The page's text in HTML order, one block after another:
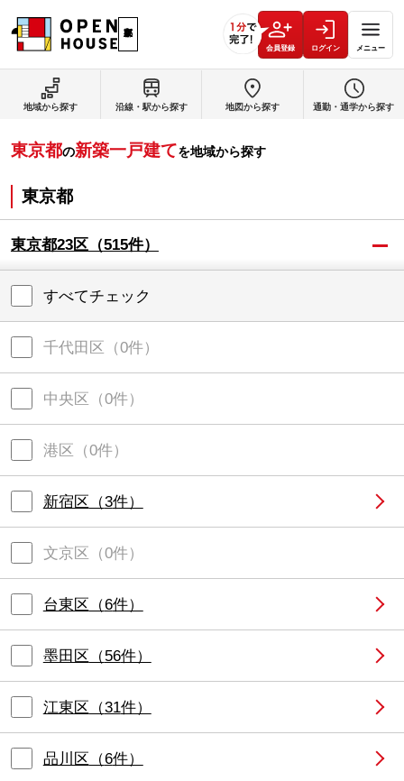
会員登録 ログイン メニュー
地域から探す 沿線・駅から探す 地図から探す 通勤・通学から探す
東京都の新築一戸建てを地域から探す
東京都
東京都23区（515件）
すべてチェック
千代田区 （0件）
中央区 （0件）
港区 （0件）
新宿区 （3件）
文京区 （0件）
台東区 （6件）
墨田区 （56件）
江東区 （31件）
品川区 （6件）